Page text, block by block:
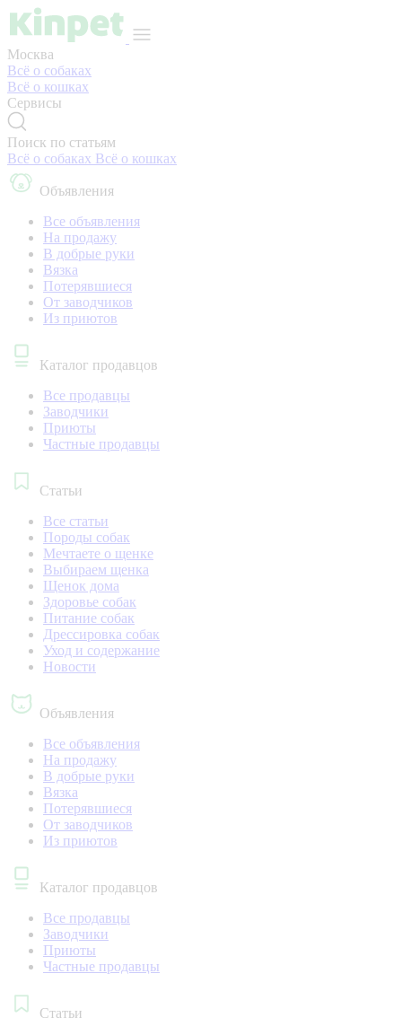
Москва
Всё о собаках
Всё о кошках
Сервисы
Поиск по статьям
Всё о собаках Всё о кошках
Объявления
Все объявления
На продажу
В добрые руки
Вязка
Потерявшиеся
От заводчиков
Из приютов
Каталог продавцов
Все продавцы
Заводчики
Приюты
Частные продавцы
Статьи
Все статьи
Породы собак
Мечтаете о щенке
Выбираем щенка
Щенок дома
Здоровье собак
Питание собак
Дрессировка собак
Уход и содержание
Новости
Объявления
Все объявления
На продажу
В добрые руки
Вязка
Потерявшиеся
От заводчиков
Из приютов
Каталог продавцов
Все продавцы
Заводчики
Приюты
Частные продавцы
Статьи